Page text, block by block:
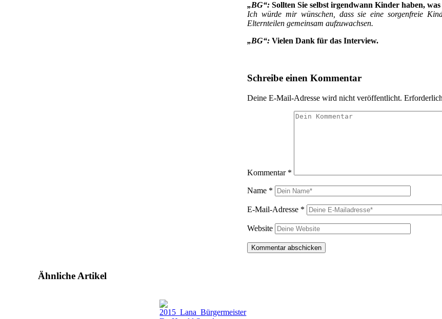
„BG“: Sollten Sie selbst irgendwann Kinder haben,
Ich würde mir wünschen, dass sie eine sorgenfreie
Elternteilen gemeinsam aufzuwachsen.
„BG“: Vielen Dank für das Interview.
Schreibe einen Kommentar
Deine E-Mail-Adresse wird nicht veröffentlicht.
Kommentar *
Name *
E-Mail-Adresse *
Website
Ähnliche Artikel